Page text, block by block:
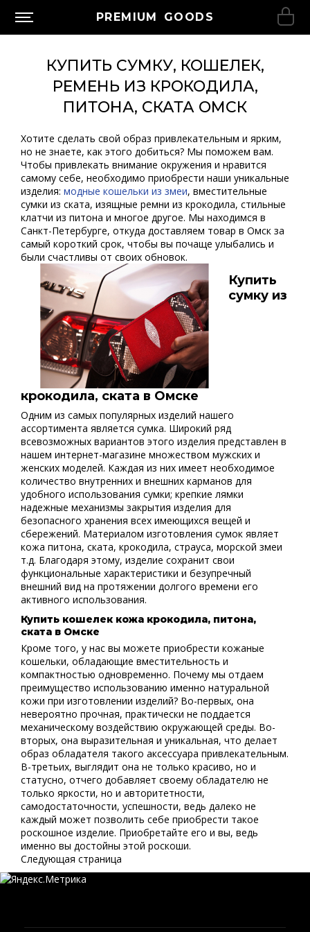
PREMIUM GOODS
КУПИТЬ СУМКУ, КОШЕЛЕК,
РЕМЕНЬ ИЗ КРОКОДИЛА,
ПИТОНА, СКАТА ОМСК
Хотите сделать свой образ привлекательным и ярким,
но не знаете, как этого добиться? Мы поможем вам.
Чтобы привлекать внимание окружения и нравится
самому себе, необходимо приобрести наши уникальные
изделия: модные кошельки из змеи, вместительные
сумки из ската, изящные ремни из крокодила, стильные
клатчи из питона и многое другое. Мы находимся в
Санкт-Петербурге, откуда доставляем товар в Омск за
самый короткий срок, чтобы вы почаще улыбались и
были счастливы от своих обновок.
Купить
сумку из
крокодила, ската в Омске
Одним из самых популярных изделий нашего
ассортимента является сумка. Широкий ряд
всевозможных вариантов этого изделия представлен в
нашем интернет-магазине множеством мужских и
женских моделей. Каждая из них имеет необходимое
количество внутренних и внешних карманов для
удобного использования сумки; крепкие лямки
надежные механизмы закрытия изделия для
безопасного хранения всех имеющихся вещей и
сбережений. Материалом изготовления сумок являет
кожа питона, ската, крокодила, страуса, морской змеи
т.д. Благодаря этому, изделие сохранит свои
функциональные характеристики и безупречный
внешний вид на протяжении долгого времени его
активного использования.
Купить кошелек кожа крокодила, питона,
ската в Омске
Кроме того, у нас вы можете приобрести кожаные
кошельки, обладающие вместительность и
компактностью одновременно. Почему мы отдаем
преимущество использованию именно натуральной
кожи при изготовлении изделий? Во-первых, она
невероятно прочная, практически не поддается
механическому воздействию окружающей среды. Во-
вторых, она выразительная и уникальная, что делает
образ обладателя такого аксессуара привлекательным.
В-третьих, выглядит она не только красиво, но и
статусно, отчего добавляет своему обладателю не
только яркости, но и авторитетности,
самодостаточности, успешности, ведь далеко не
каждый может позволить себе приобрести такое
роскошное изделие. Приобретайте его и вы, ведь
именно вы достойны этой роскоши.
Следующая страница